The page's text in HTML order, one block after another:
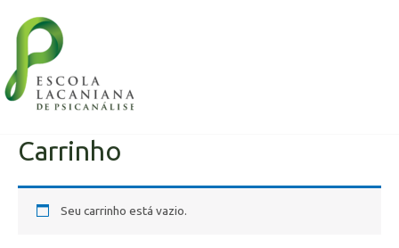
Carrinho
Seu carrinho está vazio.